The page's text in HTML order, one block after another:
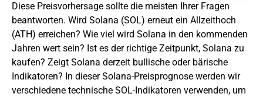
Diese Preisvorhersage sollte die meisten Ihrer Fragen
beantworten. Wird Solana (SOL) erneut ein Allzeithoch
(ATH) erreichen? Wie viel wird Solana in den kommenden
Jahren wert sein? Ist es der richtige Zeitpunkt, Solana zu
kaufen? Zeigt Solana derzeit bullische oder bärische
Indikatoren? In dieser Solana-Preisprognose werden wir
verschiedene technische SOL-Indikatoren verwenden, um